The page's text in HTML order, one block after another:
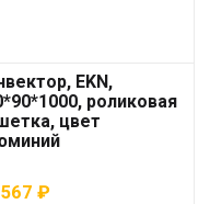
EKN,
роликовая
цвет
₽